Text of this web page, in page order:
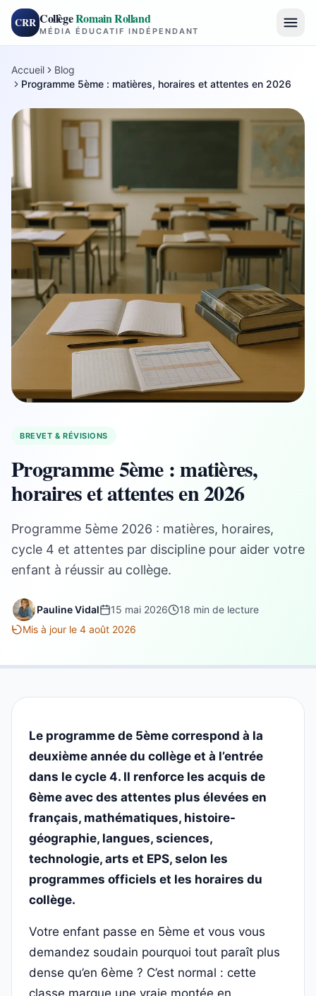
CRR CollègeRomain Rolland
MÉDIA ÉDUCATIF INDÉPENDANT
Accueil
Blog
Programme 5ème : matières, horaires et attentes en 2026
BREVET & RÉVISIONS
Programme 5ème : matières,
horaires et attentes en 2026
Programme 5ème 2026 : matières, horaires,
cycle 4 et attentes par discipline pour aider votre
enfant à réussir au collège.
Pauline Vidal 15 mai 2026
18 min de lecture
Mis à jour le 4 août 2026
Le programme de 5ème correspond à la
deuxième année du collège et à l’entrée
dans le cycle 4. Il renforce les acquis de
6ème avec des attentes plus élevées en
français, mathématiques, histoire-
géographie, langues, sciences,
technologie, arts et EPS, selon les
programmes officiels et les horaires du
collège.
Votre enfant passe en 5ème et vous vous
demandez soudain pourquoi tout paraît plus
dense qu’en 6ème ? C’est normal : cette
classe marque une vraie montée en